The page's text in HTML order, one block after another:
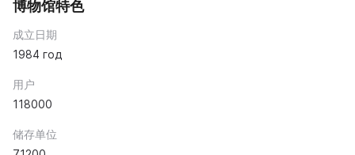
博物馆特色
成立日期
1984 год
用户
118000
储存单位